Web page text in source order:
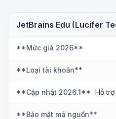
JetBrains Edu (Lucifer
**Mức giá 2026**
**Loại tài khoản**
**Cập nhật 2026.1** Hỗ
**Bảo mật mã nguồn**